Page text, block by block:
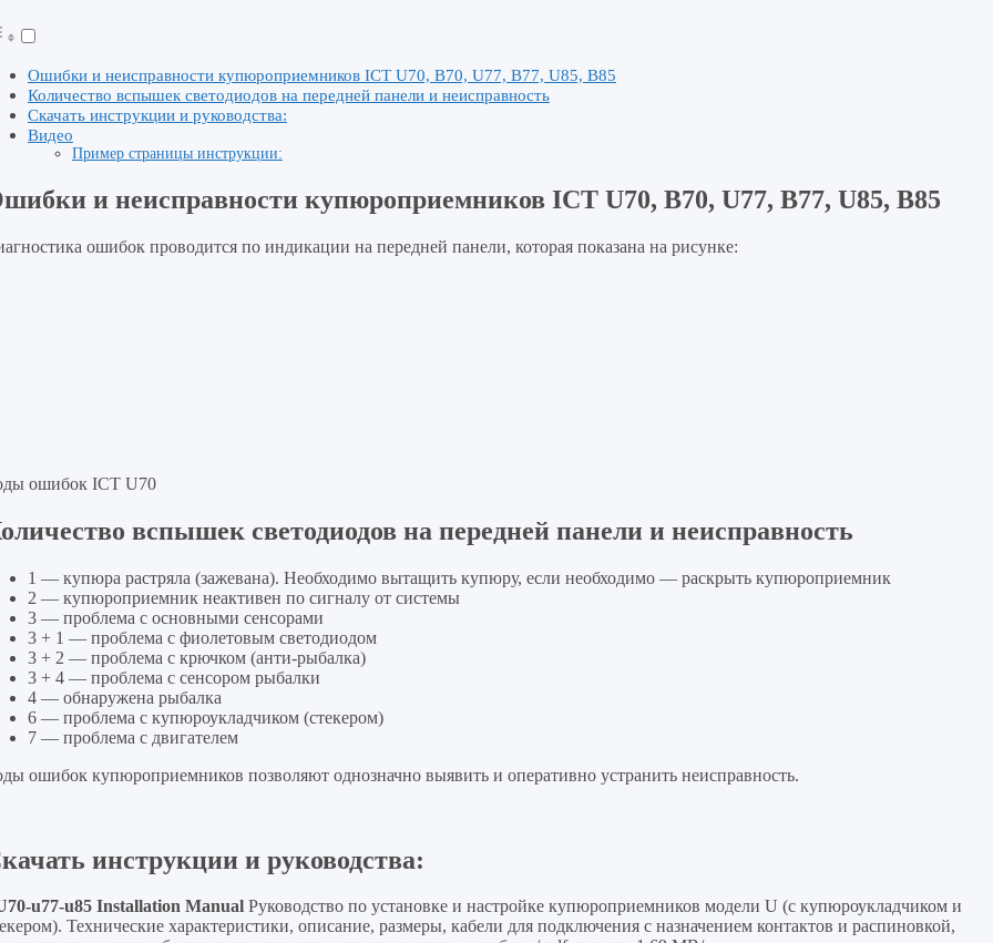
Ошибки и неисправности купюроприемников ICT U70, B70, U77, B77, U85, B85
Количество вспышек светодиодов на передней панели и неисправность
Скачать инструкции и руководства:
Видео
Пример страницы инструкции:
и неисправности купюроприемников ICT U70, B70, U77, B77, U85, B85
ошибок проводится по индикации на передней панели, которая показана на рисунке:
ошибок ICT U70
вспышек светодиодов на передней панели и неисправность
1 — купюра растряла (зажевана). Необходимо вытащить купюру, если необходимо — раскрыть купюроприемник
2 — купюроприемник неактивен по сигналу от системы
3 — проблема с основными сенсорами
3 + 1 — проблема с фиолетовым светодиодом
3 + 2 — проблема с крючком (анти-рыбалка)
3 + 4 — проблема с сенсором рыбалки
4 — обнаружена рыбалка
6 — проблема с купюроукладчиком (стекером)
7 — проблема с двигателем
ошибок купюроприемников позволяют однозначно выявить и оперативно устранить неисправность.
инструкции и руководства:
u77-u85 Installation ManualРуководство по установке и настройке купюроприемников модели U (c купюроукладчиком и
Технические характеристики, описание, размеры, кабели для подключения с назначением контактов и распиновкой,